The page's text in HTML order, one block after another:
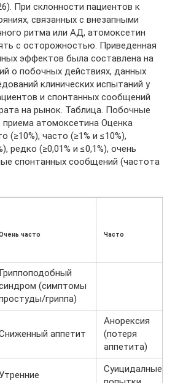
При склонности пациентов к
связанных с внезапными
ритма или АД, атомоксетин
с осторожностью. Приведенная
эффектов была составлена на
о побочных действиях, данных
клинических испытаний у
и спонтанных сообщений
на рынок. Таблица. Побочные
приема атомоксетина Оценка
(≥10%), часто (≥1% и ≤10%),
редко (≥0,01% и ≤0,1%), очень
спонтанных сообщений (частота
часто Часто
Гриппоподобный
(симптомы
гриппа)
аппетит
Анорексия
(потеря
аппетита)
Суицидалные